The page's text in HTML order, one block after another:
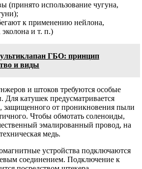
(принято использование чугуна,
к применению нейлона,
и т. п.)
ГБО: принцип
и виды
и штоков требуются особые
Для катушек предусматривается
защищенного от проникновения пыли
Чтобы обмотать соленоиды,
эмалированный провод, на
медь.
устройства подключаются
соединением. Подключение к